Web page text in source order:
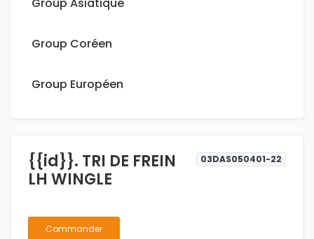
Group Asiatique
Group Coréen
Group Européen
{{id}}. TRI DE FREIN
LH WINGLE
03DAS050401-22
Commander